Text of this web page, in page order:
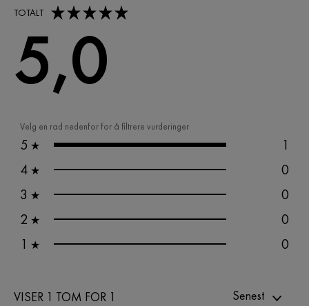
Velg en rad nedenfor for å filtrere vurderinger
5 ★
1
4 ★
0
3 ★
0
2 ★
0
1 ★ 0
TOTALT
5,0 out of 5 stars
5,0
VISER 1 TOM FOR 1 Senest